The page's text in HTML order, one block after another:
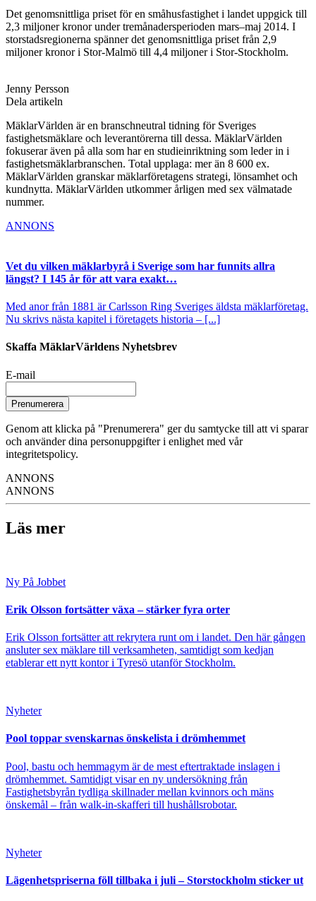
Det genomsnittliga priset för en småhusfastighet i landet uppgick till
2,3 miljoner kronor under tremånadersperioden mars–maj 2014. I
storstadsregionerna spänner det genomsnittliga priset från 2,9
miljoner kronor i Stor-Malmö till 4,4 miljoner i Stor-Stockholm.
Jenny Persson
Dela artikeln
MäklarVärlden är en branschneutral tidning för Sveriges
fastighetsmäklare och leverantörerna till dessa. MäklarVärlden
fokuserar även på alla som har en studieinriktning som leder in i
fastighetsmäklarbranschen. Total upplaga: mer än 8 600 ex.
MäklarVärlden granskar mäklarföretagens strategi, lönsamhet och
kundnytta. MäklarVärlden utkommer årligen med sex välmatade
nummer.
ANNONS
Vet du vilken mäklarbyrå i Sverige som har funnits allra
längst? I 145 år för att vara exakt…
Med anor från 1881 är Carlsson Ring Sveriges äldsta mäklarföretag.
Nu skrivs nästa kapitel i företagets historia – [...]
Skaffa MäklarVärldens Nyhetsbrev
E-mail
Prenumerera
Genom att klicka på "Prenumerera" ger du samtycke till att vi sparar
och använder dina personuppgifter i enlighet med vår
integritetspolicy.
ANNONS
ANNONS
Läs mer
Ny På Jobbet
Erik Olsson fortsätter växa – stärker fyra orter
Erik Olsson fortsätter att rekrytera runt om i landet. Den här gången
ansluter sex mäklare till verksamheten, samtidigt som kedjan
etablerar ett nytt kontor i Tyresö utanför Stockholm.
Nyheter
Pool toppar svenskarnas önskelista i drömhemmet
Pool, bastu och hemmagym är de mest eftertraktade inslagen i
drömhemmet. Samtidigt visar en ny undersökning från
Fastighetsbyrån tydliga skillnader mellan kvinnors och mäns
önskemål – från walk-in-skafferi till hushållsrobotar.
Nyheter
Lägenhetspriserna föll tillbaka i juli – Storstockholm sticker ut